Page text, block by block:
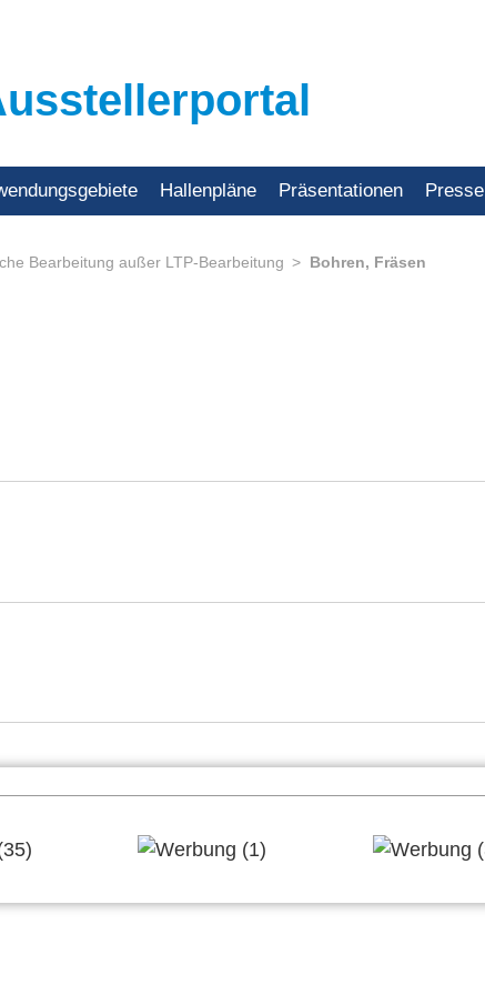
Hallenpläne Präsentationen Presse
Bearbeitung außer LTP-Bearbeitung Bohren, Fräsen